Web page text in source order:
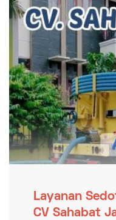
Layanan
CV Sahabat